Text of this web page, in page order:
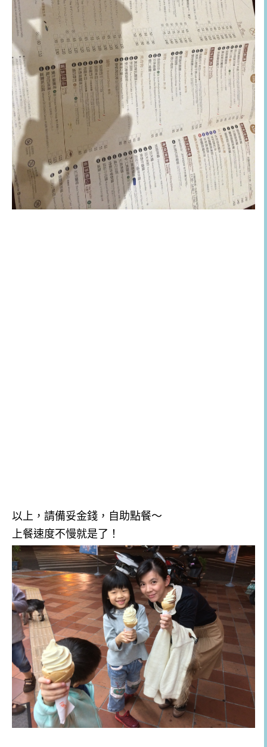
以上，請備妥金錢，自助點餐～
上餐速度不慢就是了！